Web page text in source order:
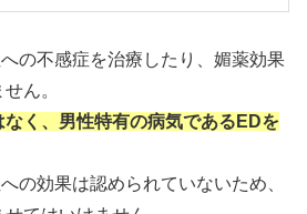
の不感症を治療したり、媚薬効果
ん。
く、男性特有の病気であるEDを
の効果は認められていないため、